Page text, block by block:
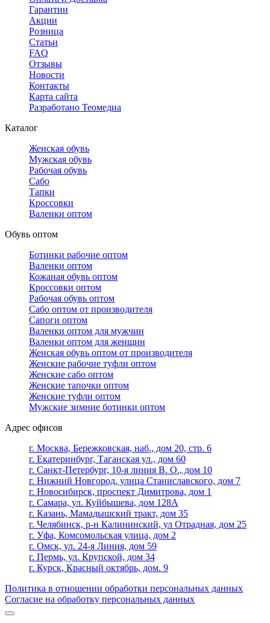
Гарантии
Акции
Розница
Статьи
FAQ
Отзывы
Новости
Контакты
Карта сайта
Разработано Теомедиа
Каталог
Женская обувь
Мужская обувь
Рабочая обувь
Сабо
Тапки
Кроссовки
Валенки оптом
Обувь оптом
Ботинки рабочие оптом
Валенки оптом
Кожаная обувь оптом
Кроссовки оптом
Рабочая обувь оптом
Сабо оптом от производителя
Сапоги оптом
Валенки оптом для мужчин
Валенки оптом для женщин
Женская обувь оптом от производителя
Женские рабочие туфли оптом
Женские сабо оптом
Женские тапочки оптом
Женские туфли оптом
Мужские зимние ботинки оптом
Адрес офисов
г. Москва, Бережковская, наб., дом 20, стр. 6
г. Екатеринбург, Таганская ул., дом 60
г. Санкт-Петербург, 10-я линия В. О., дом 10
г. Нижний Новгород, улица Станиславского, дом 7
г. Новосибирск, проспект Димитрова, дом 1
г. Самара, ул. Куйбышева, дом 128А
г. Казань, Мамадышский тракт, дом 35
г. Челябинск, р-н Калининский, ул Отрадная, дом 25
г. Уфа, Комсомольская улица, дом 2
г. Омск, ул. 24-я Линия, дом 59
г. Пермь, ул. Крупской, дом 34
г. Курск, Красный октябрь, дом. 9
Политика в отношении обработки персональных данных
Согласие на обработку персональных данных